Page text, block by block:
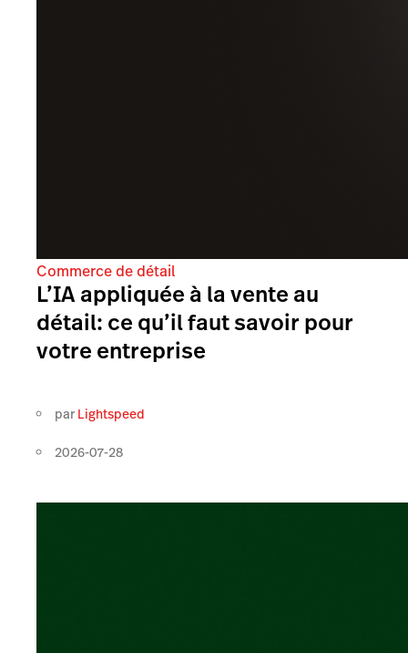
Commerce de détail
L’IA appliquée à la vente au
détail: ce qu’il faut savoir pour
votre entreprise
par Lightspeed
2026-07-28